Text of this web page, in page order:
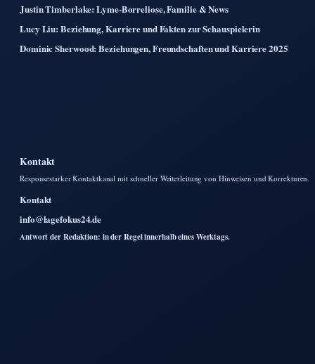
Justin Timberlake: Lyme-Borreliose, Familie & News
Lucy Liu: Beziehung, Karriere und Fakten zur Schauspielerin
Dominic Sherwood: Beziehungen, Freundschaften und Karriere 2025
Kontakt
Responsestarker Kontaktkanal mit schneller Weiterleitung von Hinweisen und Korrekturen.
Kontakt
info@lagefokus24.de
Antwort der Redaktion: in der Regel innerhalb eines Werktags.